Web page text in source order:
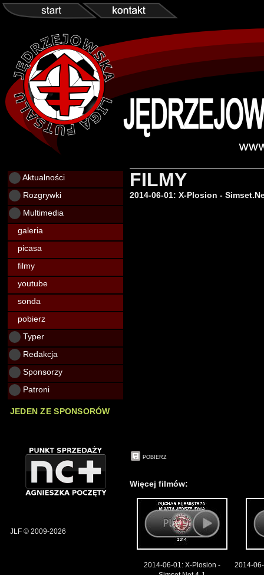
Aktualności
Rozgrywki
Multimedia
galeria
picasa
filmy
youtube
sonda
pobierz
Typer
Redakcja
Sponsorzy
Patroni
JEDEN ZE SPONSORÓW
JLF © 2009-2026
FILMY
2014-06-01: X-Plosion -
POBIERZ
Więcej filmów:
2014-06-01: X-Plosion -
2014-